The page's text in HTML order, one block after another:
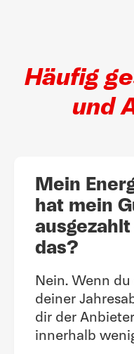
Häufig
und
Mein
hat mein
das?
Nein. Wenn
deiner
dir der
innerhalb